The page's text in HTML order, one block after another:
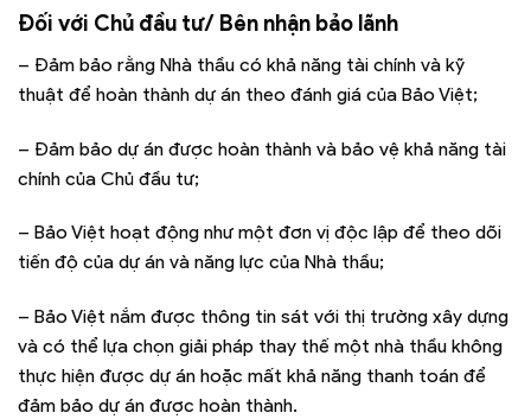
Đối với Chủ đầu tư/ Bên nhận bảo lãnh
– Đảm bảo rằng Nhà thầu có khả năng tài chính và kỹ
thuật để hoàn thành dự án theo đánh giá của Bảo Việt;
– Đảm bảo dự án được hoàn thành và bảo vệ khả năng tài
chính của Chủ đầu tư;
– Bảo Việt hoạt động như một đơn vị độc lập để theo dõi
tiến độ của dự án và năng lực của Nhà thầu;
– Bảo Việt nắm được thông tin sát với thị trường xây dựng
và có thể lựa chọn giải pháp thay thế một nhà thầu không
thực hiện được dự án hoặc mất khả năng thanh toán để
đảm bảo dự án được hoàn thành.